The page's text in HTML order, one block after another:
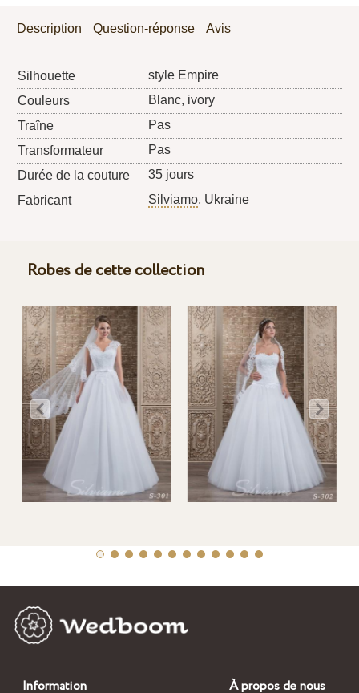
Description Question-réponse Avis
Silhouette
style Empire
Couleurs
Blanc, ivory
Traîne
Pas
Transformateur
Pas
Durée de la couture
35 jours
Fabricant
Silviamo, Ukraine
Robes de cette collection
Information À propos de nous